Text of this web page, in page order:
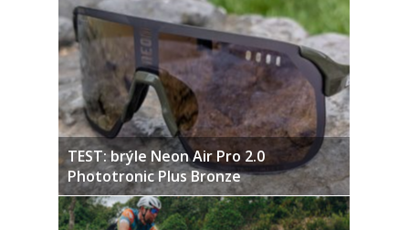
TEST: brýle Neon Air Pro 2.0
Phototronic Plus Bronze